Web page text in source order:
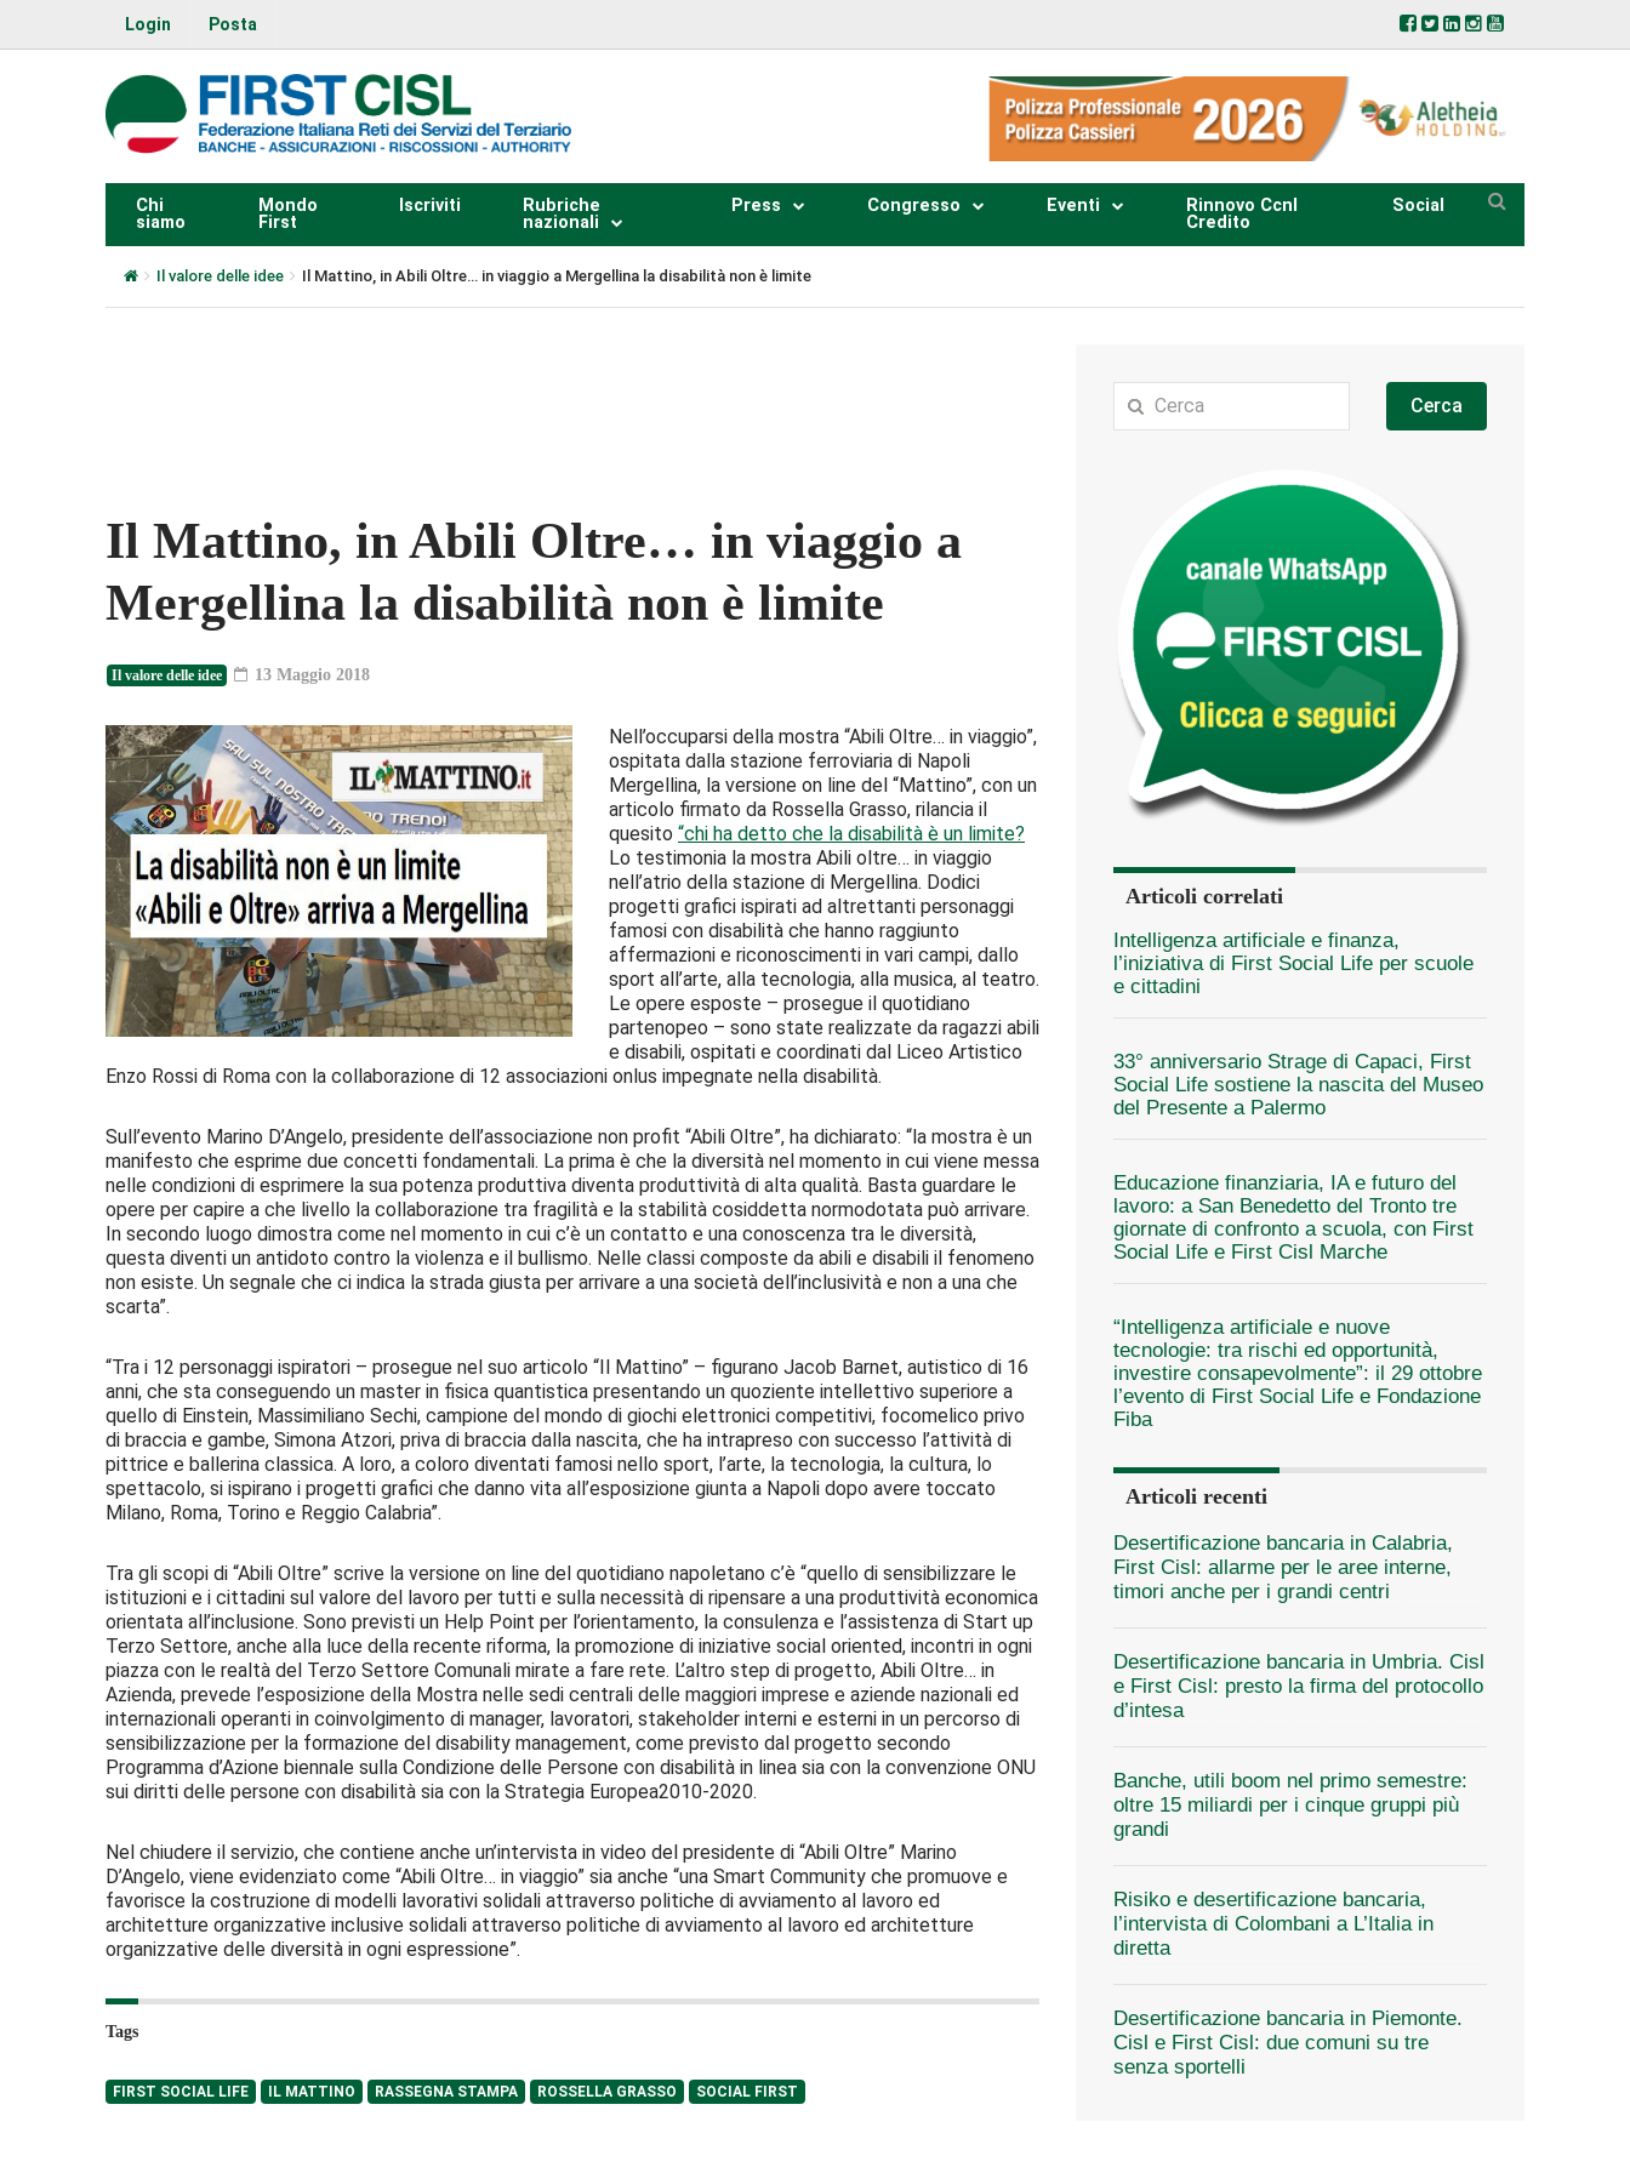
Login Posta
Chi
siamo
Mondo
First
Iscriviti
Rubriche
nazionali
Press Congresso Eventi
Rinnovo Ccnl
Credito
Social
Il valore delle idee Il Mattino, in Abili Oltre… in viaggio a Mergellina la disabilità non è limite
Il Mattino, in Abili Oltre… in viaggio a
Mergellina la disabilità non è limite
Il valore delle idee 13 Maggio 2018
Nell’occuparsi della mostra “Abili Oltre… in viaggio”,
ospitata dalla stazione ferroviaria di Napoli
Mergellina, la versione on line del “Mattino”, con un
articolo firmato da Rossella Grasso, rilancia il
quesito “chi ha detto che la disabilità è un limite?
Lo testimonia la mostra Abili oltre… in viaggio
nell’atrio della stazione di Mergellina. Dodici
progetti grafici ispirati ad altrettanti personaggi
famosi con disabilità che hanno raggiunto
affermazioni e riconoscimenti in vari campi, dallo
sport all’arte, alla tecnologia, alla musica, al teatro.
Le opere esposte – prosegue il quotidiano
partenopeo – sono state realizzate da ragazzi abili
e disabili, ospitati e coordinati dal Liceo Artistico
Enzo Rossi di Roma con la collaborazione di 12 associazioni onlus impegnate nella disabilità.
Sull’evento Marino D’Angelo, presidente dell’associazione non profit “Abili Oltre”, ha dichiarato: “la mostra è un
manifesto che esprime due concetti fondamentali. La prima è che la diversità nel momento in cui viene messa
nelle condizioni di esprimere la sua potenza produttiva diventa produttività di alta qualità. Basta guardare le
opere per capire a che livello la collaborazione tra fragilità e la stabilità cosiddetta normodotata può arrivare.
In secondo luogo dimostra come nel momento in cui c’è un contatto e una conoscenza tra le diversità,
questa diventi un antidoto contro la violenza e il bullismo. Nelle classi composte da abili e disabili il fenomeno
non esiste. Un segnale che ci indica la strada giusta per arrivare a una società dell’inclusività e non a una che
scarta”.
“Tra i 12 personaggi ispiratori – prosegue nel suo articolo “Il Mattino” – figurano Jacob Barnet, autistico di 16
anni, che sta conseguendo un master in fisica quantistica presentando un quoziente intellettivo superiore a
quello di Einstein, Massimiliano Sechi, campione del mondo di giochi elettronici competitivi, focomelico privo
di braccia e gambe, Simona Atzori, priva di braccia dalla nascita, che ha intrapreso con successo l’attività di
pittrice e ballerina classica. A loro, a coloro diventati famosi nello sport, l’arte, la tecnologia, la cultura, lo
spettacolo, si ispirano i progetti grafici che danno vita all’esposizione giunta a Napoli dopo avere toccato
Milano, Roma, Torino e Reggio Calabria”.
Tra gli scopi di “Abili Oltre” scrive la versione on line del quotidiano napoletano c’è “quello di sensibilizzare le
istituzioni e i cittadini sul valore del lavoro per tutti e sulla necessità di ripensare a una produttività economica
orientata all’inclusione. Sono previsti un Help Point per l’orientamento, la consulenza e l’assistenza di Start up
Terzo Settore, anche alla luce della recente riforma, la promozione di iniziative social oriented, incontri in ogni
piazza con le realtà del Terzo Settore Comunali mirate a fare rete. L’altro step di progetto, Abili Oltre… in
Azienda, prevede l’esposizione della Mostra nelle sedi centrali delle maggiori imprese e aziende nazionali ed
internazionali operanti in coinvolgimento di manager, lavoratori, stakeholder interni e esterni in un percorso di
sensibilizzazione per la formazione del disability management, come previsto dal progetto secondo
Programma d’Azione biennale sulla Condizione delle Persone con disabilità in linea sia con la convenzione ONU
sui diritti delle persone con disabilità sia con la Strategia Europea2010-2020.
Nel chiudere il servizio, che contiene anche un’intervista in video del presidente di “Abili Oltre” Marino
D’Angelo, viene evidenziato come “Abili Oltre… in viaggio” sia anche “una Smart Community che promuove e
favorisce la costruzione di modelli lavorativi solidali attraverso politiche di avviamento al lavoro ed
architetture organizzative inclusive solidali attraverso politiche di avviamento al lavoro ed architetture
organizzative delle diversità in ogni espressione”.
Tags
FIRST SOCIAL LIFE IL MATTINO RASSEGNA STAMPA ROSSELLA GRASSO SOCIAL FIRST
Cerca
Articoli correlati
Intelligenza artificiale e finanza,
l’iniziativa di First Social Life per scuole
e cittadini
33° anniversario Strage di Capaci, First
Social Life sostiene la nascita del Museo
del Presente a Palermo
Educazione finanziaria, IA e futuro del
lavoro: a San Benedetto del Tronto tre
giornate di confronto a scuola, con First
Social Life e First Cisl Marche
“Intelligenza artificiale e nuove
tecnologie: tra rischi ed opportunità,
investire consapevolmente”: il 29 ottobre
l’evento di First Social Life e Fondazione
Fiba
Articoli recenti
Desertificazione bancaria in Calabria,
First Cisl: allarme per le aree interne,
timori anche per i grandi centri
Desertificazione bancaria in Umbria. Cisl
e First Cisl: presto la firma del protocollo
d’intesa
Banche, utili boom nel primo semestre:
oltre 15 miliardi per i cinque gruppi più
grandi
Risiko e desertificazione bancaria,
l’intervista di Colombani a L’Italia in
diretta
Desertificazione bancaria in Piemonte.
Cisl e First Cisl: due comuni su tre
senza sportelli